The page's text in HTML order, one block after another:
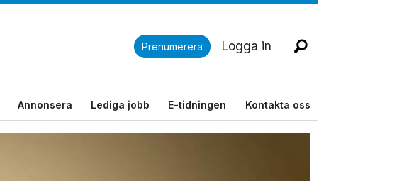
Prenumerera Logga in
Annonsera Lediga jobb E-tidningen Kontakta oss